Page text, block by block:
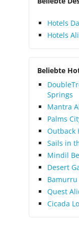
Hotels
Hotels
Beliebte
Springs
Mantra
Palms
Outback
Sails in
Mindil
Desert
Bamurru
Quest
Cicada